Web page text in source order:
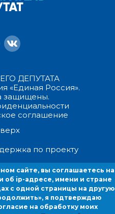
ДЕПУТАТА
«Единая Россия».
защищены.
соглашение
по проекту
сайте, вы соглашаетесь на
адресе, имени и стране домена
страницы на другую и cookies.
сайте, вы соглашаетесь на
ip-адресе, имени и стране
с одной страницы на другую
я подтверждаю
на обработку моих